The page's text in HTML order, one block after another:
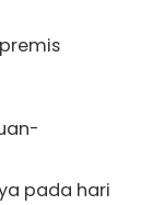
pada hari